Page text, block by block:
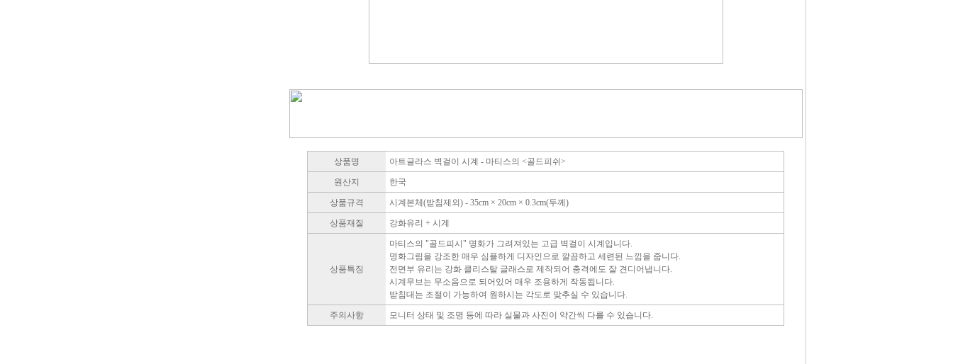
상품명 아트글라스 벽걸이 시계 - 마티스의 <골드피쉬>
원산지 한국
상품규격 시계본체(받침제외) - 35cm × 20cm × 0.3cm(두께)
상품재질 강화유리 + 시계
상품특징
마티스의 "골드피시" 명화가 그려져있는 고급 벽걸이 시계입니다.
명화그림을 강조한 매우 심플하게 디자인으로 깔끔하고 세련된 느낌을 줍니다.
전면부 유리는 강화 클리스탈 글래스로 제작되어 충격에도 잘 견디어냅니다.
시계무브는 무소음으로 되어있어 매우 조용하게 작동됩니다.
받침대는 조절이 가능하여 원하시는 각도로 맞추실 수 있습니다.
주의사항 모니터 상태 및 조명 등에 따라 실물과 사진이 약간씩 다를 수 있습니다.